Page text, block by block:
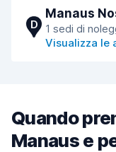
D
Manaus
1 sedi di
Visualizza le
Quando
Manaus e